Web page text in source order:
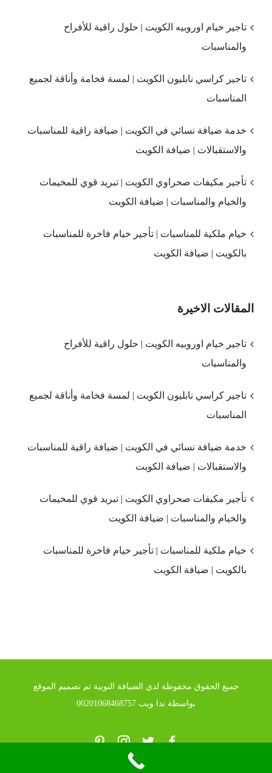
تاجير خيام اوروبيه الكويت | حلول راقية للأفراح
والمناسبات
تاجير كراسي نابليون الكويت | لمسة فخامة وأناقة لجميع
المناسبات
خدمة ضيافة نسائي في الكويت | ضيافة راقية للمناسبات
والاستقبالات | ضيافة الكويت
تأجير مكيفات صحراوي الكويت | تبريد قوي للمخيمات
والخيام والمناسبات | ضيافة الكويت
خيام ملكية للمناسبات | تأجير خيام فاخرة للمناسبات
بالكويت | ضيافة الكويت
المقالات الاخيرة
تاجير خيام اوروبيه الكويت | حلول راقية للأفراح
والمناسبات
تاجير كراسي نابليون الكويت | لمسة فخامة وأناقة لجميع
المناسبات
خدمة ضيافة نسائي في الكويت | ضيافة راقية للمناسبات
والاستقبالات | ضيافة الكويت
تأجير مكيفات صحراوي الكويت | تبريد قوي للمخيمات
والخيام والمناسبات | ضيافة الكويت
خيام ملكية للمناسبات | تأجير خيام فاخرة للمناسبات
بالكويت | ضيافة الكويت
جميع الحقوق محفوظة لدي الضيافة النوبية تم تصميم الموقع
بواسطة ندا ويب 00201068468757
Facebook
Twitter
Instagram
Pinterest